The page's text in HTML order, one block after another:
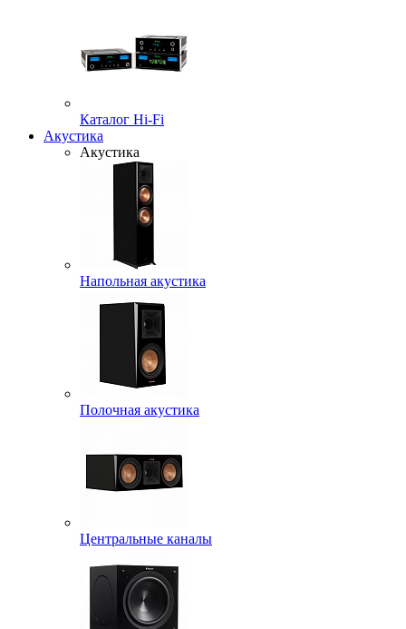
Каталог Hi-Fi
Акустика
Акустика
Напольная акустика
Полочная акустика
Центральные каналы